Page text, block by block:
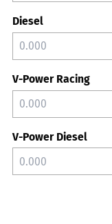
Diesel
V-Power Racing
V-Power Diesel